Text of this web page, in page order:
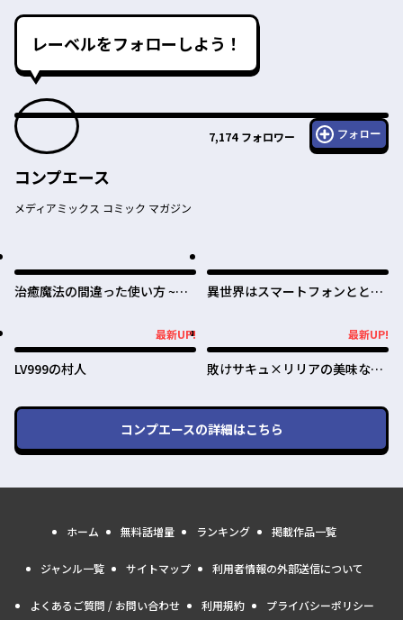
レーベルをフォローしよう！
7,174 フォロワー フォロー
コンプエース
メディアミックス コミック マガジン
治癒魔法の間違った使い方 ~戦
異世界はスマートフォンととも
最新UP!
LV999の村人
最新UP!
敗けサキュ×リリアの美味なる
コンプエースの詳細はこちら
ホーム 無料話増量 ランキング 掲載作品一覧
ジャンル一覧 サイトマップ 利用者情報の外部送信について
よくあるご質問 / お問い合わせ 利用規約 プライバシーポリシー